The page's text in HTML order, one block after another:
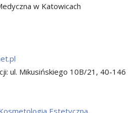
w Katowicach
ul. Mikusińskiego 10B/21, 40-146
Estetyczna.